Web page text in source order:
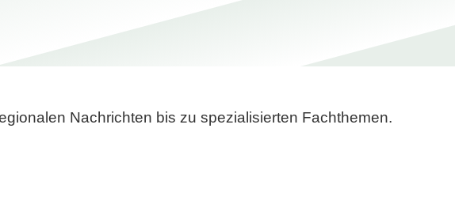
Nachrichten bis zu spezialisierten Fachthemen.